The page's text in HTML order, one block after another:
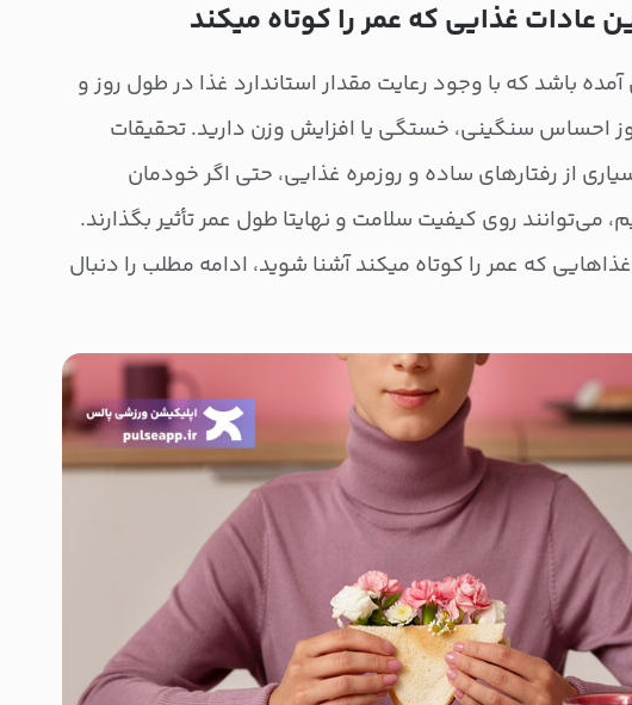
آمده باشد که با وجود رعایت مقدار استاندارد غذا در طول روز و
احساس سنگینی، خستگی یا افزایش وزن دارید. تحقیقات
از رفتارهای ساده و روزمره غذایی، حتی اگر خودمان
می‌توانند روی کیفیت سلامت و نهایتا طول عمر تأثیر بگذارند.
که عمر را کوتاه میکند آشنا شوید، ادامه مطلب را دنبال